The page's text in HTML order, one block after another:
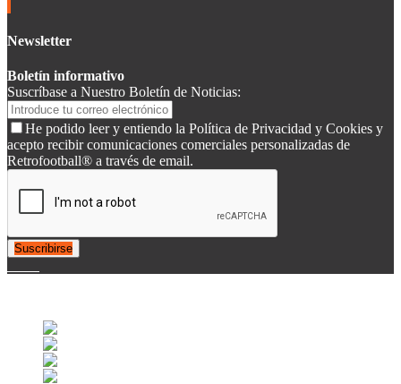
Newsletter
Boletín informativo
Suscríbase a Nuestro Boletín de Noticias:
He podido leer y entiendo la Política de Privacidad y Cookies y
acepto recibir comunicaciones comerciales personalizadas de
Retrofootball® a través de email.
Suscribirse